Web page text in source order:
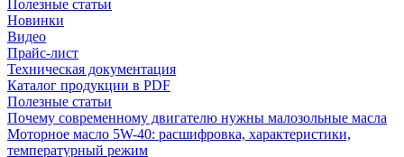
Полезные статьи
Новинки
Видео
Прайс-лист
Техническая документация
Каталог продукции в PDF
Полезные статьи
Почему современному двигателю нужны малозольные масла
Моторное масло 5W-40: расшифровка, характеристики,
температурный режим